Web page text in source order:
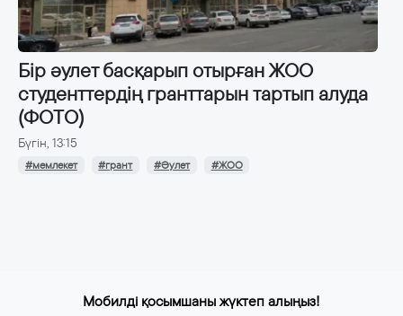
Бір әулет басқарып отырған ЖОО
студенттердің гранттарын тартып алуда
(ФОТО)
Бүгін, 13:15
#мемлекет #грант #Әулет #ЖОО
Мобилді қосымшаны жүктеп алыңыз!